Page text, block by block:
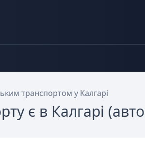
транспортом у Калгарі
є в Калгарі